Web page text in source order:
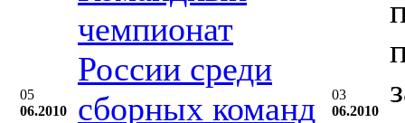
05
06.2010
чемпионат
России среди
сборных команд
03
06.2010